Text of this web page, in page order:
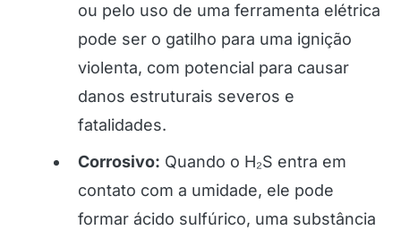
ou pelo uso de uma ferramenta elétrica
pode ser o gatilho para uma ignição
violenta, com potencial para causar
danos estruturais severos e
fatalidades.
Corrosivo: Quando o H₂S entra em
contato com a umidade, ele pode
formar ácido sulfúrico, uma substância